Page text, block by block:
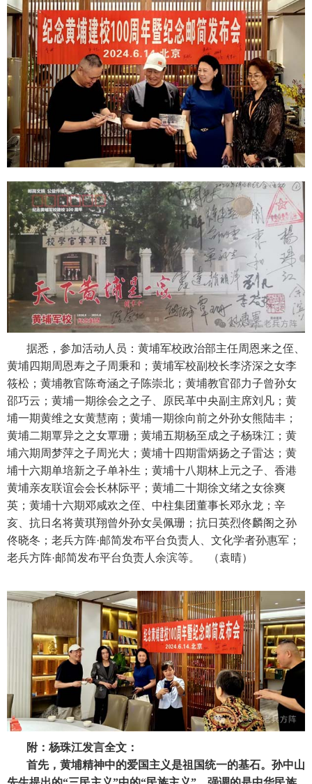
据悉，参加活动人员： 黄埔军校政治部主任周恩来之侄、
黄埔四期周恩寿之子周秉和； 黄埔军校副校长李济深之女李
筱松； 黄埔教官陈奇涵之子陈崇北； 黄埔教官邵力子曾孙女
邵巧云； 黄埔一期徐会之之子、原民革中央副主席刘凡； 黄
埔一期黄维之女黄慧南； 黄埔一期徐向前之外孙女熊陆丰；
黄埔二期覃异之之女覃珊； 黄埔五期杨至成之子杨珠江 ；黄
埔六期周梦萍之子周光大； 黄埔十四期雷炳扬之子雷达； 黄
埔十六期单培新之子单补生； 黄埔十八期林上元之子、香港
黄埔亲友联谊会会长林际平； 黄埔二十期徐文绪之女徐爽
英； 黄埔十六期邓咸欢之侄、中柱集团董事长邓永龙； 辛
亥、抗日名将黄琪翔曾外孙女吴佩珊； 抗日英烈佟麟阁之孙
佟晓冬； 老兵方阵·邮简发布平台负责人、文化学者孙惠军；
老兵方阵·邮简发布平台负责人余滨等。 （袁晴）
附：杨珠江发言全文：
首先，黄埔精神中的爱国主义是祖国统一的基石。孙中山